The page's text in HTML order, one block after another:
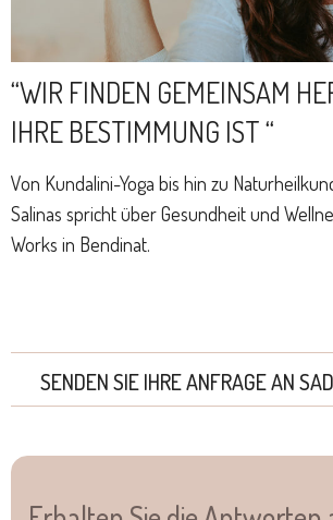
“WIR FINDEN GEMEINSAM
IHRE BESTIMMUNG IST “
Von Kundalini-Yoga bis hin zu
Salinas spricht über Gesundheit und
Works in Bendinat.
SENDEN SIE IHRE ANFRAGE AN